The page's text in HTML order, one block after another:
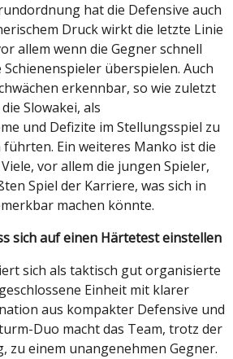
hat die Defensive auch
Druck wirkt die letzte Linie
allem wenn die Gegner schnell
überspielen. Auch
erkennbar, so wie zuletzt
Slowakei, als
und Defizite im Stellungsspiel zu
Ein weiteres Manko ist die
vor allem die jungen Spieler,
Spiel der Karriere, was sich in
machen könnte.
sich auf einen Härtetest einstellen
sich als taktisch gut organisierte
Einheit mit klarer
aus kompakter Defensive und
Duo macht das Team, trotz der
zu einem unangenehmen Gegner.